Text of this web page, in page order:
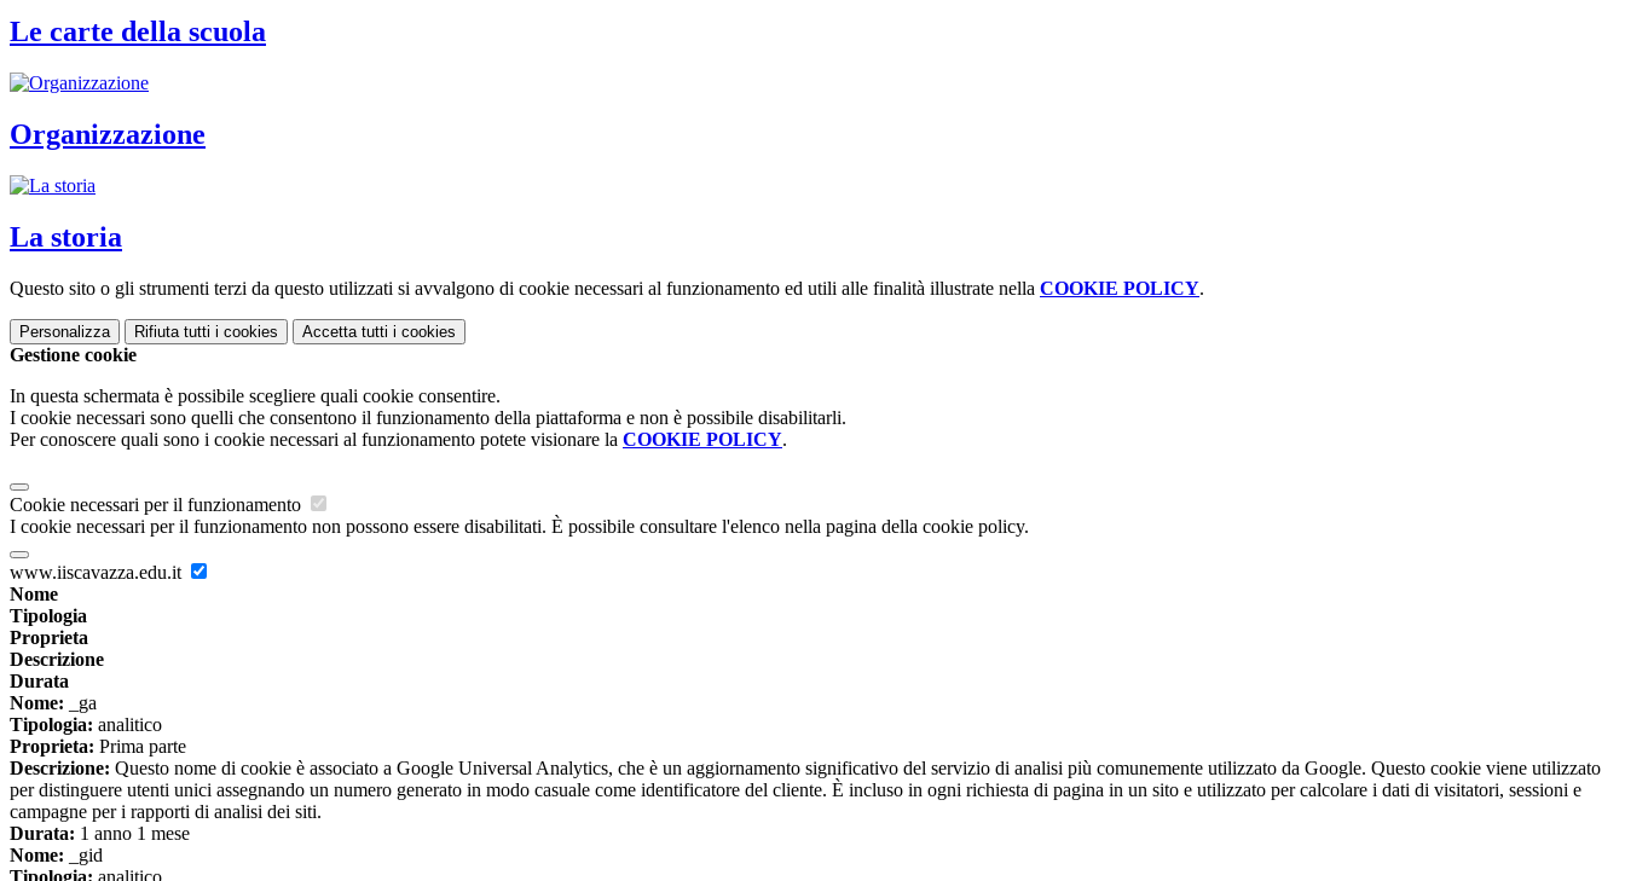
Le carte della scuola
Organizzazione
La storia
Questo sito o gli strumenti terzi da questo utilizzati si avvalgono di cookie necessari al funzionamento ed utili alle finalità illustrate nella COOKIE POLICY.
Personalizza Rifiuta tutti i cookies Accetta tutti i cookies
Gestione cookie
In questa schermata è possibile scegliere quali cookie consentire.
I cookie necessari sono quelli che consentono il funzionamento della piattaforma e non è possibile disabilitarli.
Per conoscere quali sono i cookie necessari al funzionamento potete visionare la COOKIE POLICY.
Cookie necessari per il funzionamento
I cookie necessari per il funzionamento non possono essere disabilitati. È possibile consultare l'elenco nella pagina della cookie policy.
www.iiscavazza.edu.it
Nome
Tipologia
Proprieta
Descrizione
Durata
Nome: _ga
Tipologia: analitico
Proprieta: Prima parte
Descrizione: Questo nome di cookie è associato a Google Universal Analytics, che è un aggiornamento significativo del servizio di analisi più comunemente utilizzato da Google. Questo cookie viene utilizzato
per distinguere utenti unici assegnando un numero generato in modo casuale come identificatore del cliente. È incluso in ogni richiesta di pagina in un sito e utilizzato per calcolare i dati di visitatori, sessioni e
campagne per i rapporti di analisi dei siti.
Durata: 1 anno 1 mese
Nome: _gid
Tipologia: analitico